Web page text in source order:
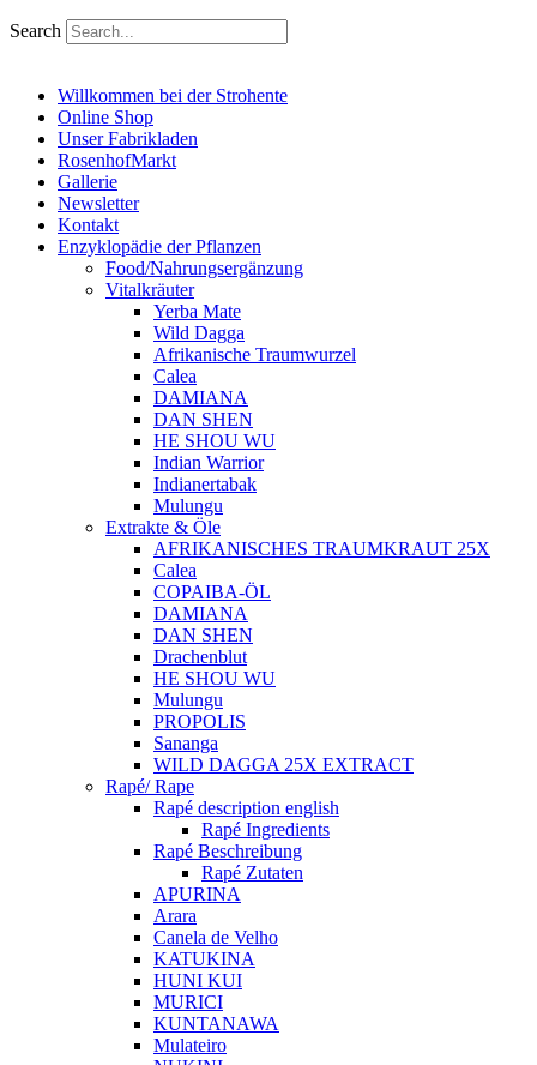
Search
Willkommen bei der Strohente
Online Shop
Unser Fabrikladen
RosenhofMarkt
Gallerie
Newsletter
Kontakt
Enzyklopädie der Pflanzen
Food/Nahrungsergänzung
Vitalkräuter
Yerba Mate
Wild Dagga
Afrikanische Traumwurzel
Calea
DAMIANA
DAN SHEN
HE SHOU WU
Indian Warrior
Indianertabak
Mulungu
Extrakte & Öle
AFRIKANISCHES TRAUMKRAUT 25X
Calea
COPAIBA-ÖL
DAMIANA
DAN SHEN
Drachenblut
HE SHOU WU
Mulungu
PROPOLIS
Sananga
WILD DAGGA 25X EXTRACT
Rapé/ Rape
Rapé description english
Rapé Ingredients
Rapé Beschreibung
Rapé Zutaten
APURINA
Arara
Canela de Velho
KATUKINA
HUNI KUI
MURICI
KUNTANAWA
Mulateiro